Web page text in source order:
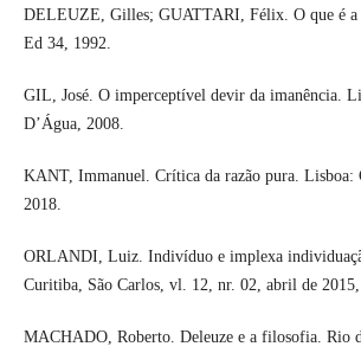
DELEUZE, Gilles; GUATTARI, Félix. O que é a
Ed 34, 1992.
GIL, José. O imperceptível devir da imanência.
D’Água, 2008.
KANT, Immanuel. Crítica da razão pura. Lisboa:
2018.
ORLANDI, Luiz. Indivíduo e implexa
Curitiba, São Carlos, vl. 12, nr. 02, abril de 2015,
MACHADO, Roberto. Deleuze e a filosofia. Rio